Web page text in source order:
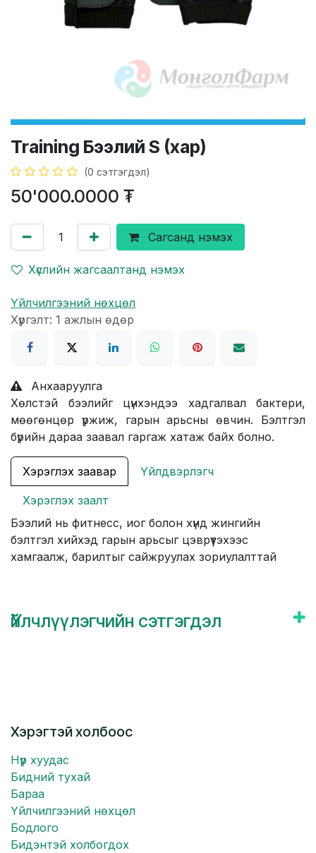
Training Бээлий S (хар)
(0 сэтгэгдэл)
50'000.0000 ₮
Сагсанд нэмэх
Хүслийн жагсаалтанд нэмэх
Үйлчилгээний нөхцөл
Хүргэлт: 1 ажлын өдөр
Анхааруулга
Хөлстэй бээлийг цүнхэндээ хадгалвал бактери,
мөөгөнцөр үржиж, гарын арьсны өвчин. Бэлтгэл
бүрийн дараа заавал гаргаж хатаж байх болно.
Хэрэглэх заавар Үйлдвэрлэгч
Хэрэглэх заалт
Бээлий нь фитнесс, иог болон хүнд жингийн
бэлтгэл хийхэд гарын арьсыг цэврүүтэхээс
хамгаалж, барилтыг сайжруулах зориулалттай
Үйлчлүүлэгчийн сэтгэгдэл
Хэрэгтэй холбоос
Нүүр хуудас
Бидний тухай
Бараа
Үйлчилгээний нөхцөл
Бодлого
Бидэнтэй холбогдох